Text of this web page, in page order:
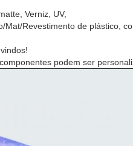
Verniz, UV,
Mat/Revestimento de plástico,
podem ser